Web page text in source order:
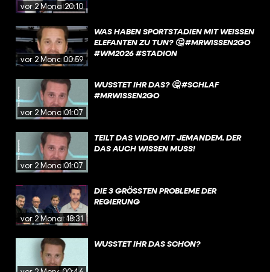
vor 2 Monaten20:10
vor 2 Monaten
00:59
WAS HABEN SPORTSTADIEN MIT WEISSEN E
LEFANTEN ZU TUN? 🤔 #MRWISSEN2GO #
WM2026 #STADION
vor 2 Monaten
01:07
WUSSTET IHR DAS? 🤔 #SCHLAF
#MRWISSEN2GO
vor 2 Monaten
01:07
TEILT DAS VIDEO MIT JEMANDEM, DER
DAS AUCH WISSEN MUSS!
vor 2 Monaten18:31
DIE 3 GRÖSSTEN PROBLEME DER R
EGIERUNG
WUSSTET IHR DAS SCHON?